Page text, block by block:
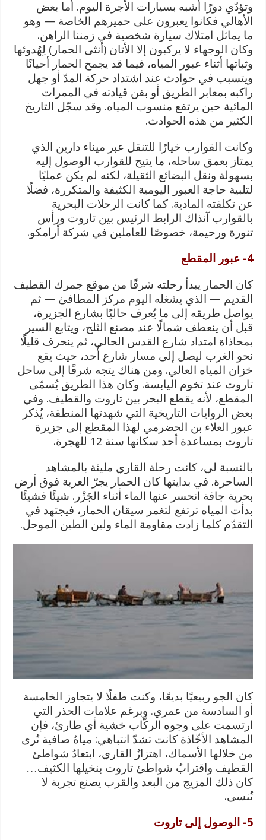
وتؤدّي دورًا أشبه بسيارات الأجرة اليوم. أما بعض
الأهالي فكانوا يعبرون على حميرهم الخاصة — وهو
ما يماثل امتلاك سيارة شخصية في زمننا الراهن.
وكان الوجهاء لا يركبون إلا الأتان (أنثى الحمار) لِهُدوئها
وثباتها أثناء عبور المياه، فيما قد يجمح الحمار أحيانًا
ويتسبب في حوادث عند اشتداد حركة المدّ أو جهل
راكبه بمعابر الطريق أو بفن قيادته في الممرات
المائية حين يرتفع منسوب المياه. وقد سجّل التاريخ
الكثير من هذه الحوادث.
وكانت القوارب خيارًا للتنقل عبر ميناء دارين الذي
يمتاز بعمق ساحله، ما يتيح للقوارب الوصول إليه
بسهولة ونقل البضائع الثقيلة، لكنه لم يكن عمليًا
لتلبية حاجة العبور اليومية الكثيفة والمتكررة، فضلًا
عن تكلفته المادية. كما كانت الرحلات البحرية
بالقوارب آنذاك الرابط الرئيس بين تاروت ورأس
تنورة ورحيمة، خصوصًا للعاملين في شركة أرامكو.
4- عبور المقطع
كان الحمار يبدأ رحلته شرقًا من موقع جمرك القطيف
القديم — الذي يشغله اليوم مركز المطافئ — ثم
يواصل طريقه إلى ما يُعرف حاليًا بشارع الجزيرة،
قبل أن ينعطف شمالًا عند مصنع الثلج، ويتابع السير
بمحاذاة امتداد شارع القدس الحالي، ثم ينحرف قليلًا
نحو الغرب ليصل إلى مسار شارع أُحد، حيث يقع
خزان المياه العالي. ومن هناك يتجه شرقًا إلى ساحل
تاروت عند تخوم اليابسة. وكان هذا الطريق يُسمّى
المقطع، لأنه يقطع البحر بين تاروت والقطيف. وفي
بعض الروايات التاريخية التي شهدتها المنطقة، يُذكر
عبور العلاء بن الحضرمي لهذا المقطع إلى جزيرة
تاروت بمساعدة أحد سكانها سنة 12 للهجرة.
بالنسبة لي، كانت رحلة القاري مليئة بالمشاهد
الساحرة. في بدايتها كان الحمار يجرّ العربة فوق أرض
بحرية جافة انحسر عنها الماء أثناء الجَزْر. شيئًا فشيئًا
بدأت المياه ترتفع لتغمر سيقان الحمار، فيجتهد في
التقدّم كلما زادت مقاومة الماء ولين الطين الموحل.
كان الجو ربيعيًا بديعًا، وكنت طفلًا لا يتجاوز الخامسة
أو السادسة من عمري. وبرغم علامات الحذر التي
ارتسمت على وجوه الركّاب خشية أي طارئ، فإن
المشاهد الأخّاذة كانت تشدّ انتباهي: مياهٌ صافية تُرى
من خلالها الأسماك، اهتزازُ القاري، ابتعادُ شواطئ
القطيف واقترابُ شواطئ تاروت بنخيلها الكثيف…
كان ذلك المزيج من البعد والقرب يصنع تجربة لا
تُنسى.
5- الوصول إلى تاروت